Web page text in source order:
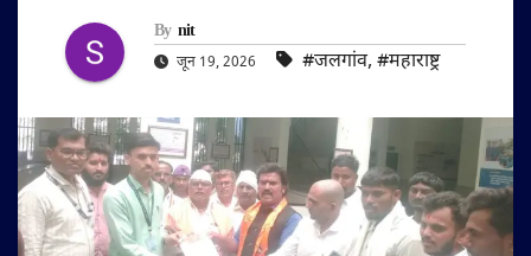
By nit
जून 19, 2026 #जलगांव, #महाराष्ट्र